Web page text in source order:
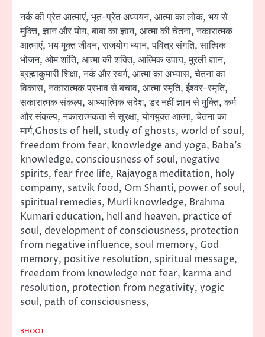
नर्क की प्रेत आत्माएं, भूत-प्रेत अध्ययन, आत्मा का लोक, भय से
मुक्ति, ज्ञान और योग, बाबा का ज्ञान, आत्मा की चेतना, नकारात्मक
आत्माएं, भय मुक्त जीवन, राजयोग ध्यान, पवित्र संगति, सात्विक
भोजन, ओम शांति, आत्मा की शक्ति, आत्मिक उपाय, मुरली ज्ञान,
ब्रह्माकुमारी शिक्षा, नर्क और स्वर्ग, आत्मा का अभ्यास, चेतना का
विकास, नकारात्मक प्रभाव से बचाव, आत्मा स्मृति, ईश्वर-स्मृति,
सकारात्मक संकल्प, आध्यात्मिक संदेश, डर नहीं ज्ञान से मुक्ति, कर्म
और संकल्प, नकारात्मकता से सुरक्षा, योगयुक्त आत्मा, चेतना का
मार्ग,Ghosts of hell, study of ghosts, world of soul,
freedom from fear, knowledge and yoga, Baba’s
knowledge, consciousness of soul, negative
spirits, fear free life, Rajayoga meditation, holy
company, satvik food, Om Shanti, power of soul,
spiritual remedies, Murli knowledge, Brahma
Kumari education, hell and heaven, practice of
soul, development of consciousness, protection
from negative influence, soul memory, God
memory, positive resolution, spiritual message,
freedom from knowledge not fear, karma and
resolution, protection from negativity, yogic
soul, path of consciousness,
BHOOT